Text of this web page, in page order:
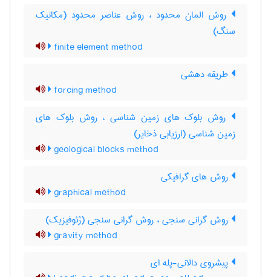
روش المان محدود ، روش عناصر محدود (مکانیک
سنگ)
finite element method
طریقه دهشی
forcing method
روش بلوک های زمین شناسی ، روش بلوک های
زمین شناسی (ارزیابی ذخایر)
geological blocks method
روش های گرافیکی
graphical method
روش گرانی سنجی ، روش گرانی سنجی (ژئوفیزیک)
gravity method
پیشروی دالانی-پله ای